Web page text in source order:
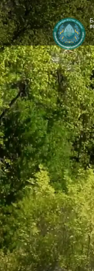
[newyear_garland]